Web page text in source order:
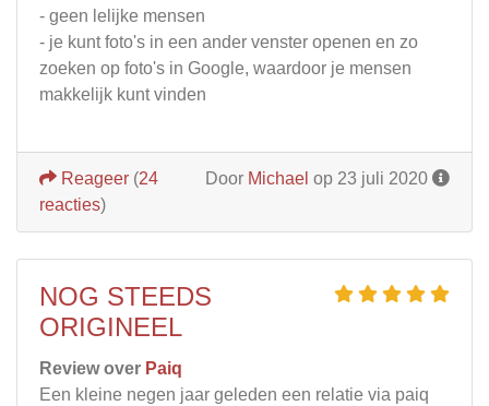
- geen lelijke mensen
- je kunt foto's in een ander venster openen en zo
zoeken op foto's in Google, waardoor je mensen
makkelijk kunt vinden
Door Michael op 23 juli 2020
Reageer (24
reacties)
NOG STEEDS
ORIGINEEL
Review over Paiq
Een kleine negen jaar geleden een relatie via paiq